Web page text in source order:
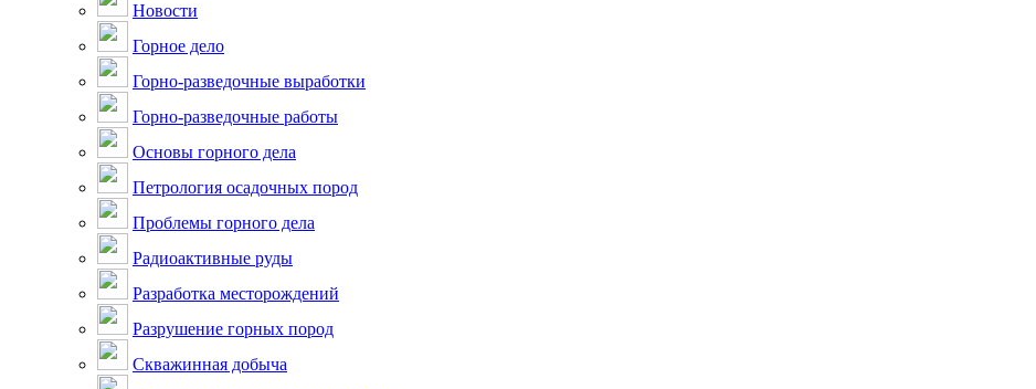
Новости
Горное дело
Горно-разведочные выработки
Горно-разведочные работы
Основы горного дела
Петрология осадочных пород
Проблемы горного дела
Радиоактивные руды
Разработка месторождений
Разрушение горных пород
Скважинная добыча